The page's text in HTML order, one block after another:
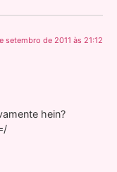
setembro de 2011 às 21:12
hein?